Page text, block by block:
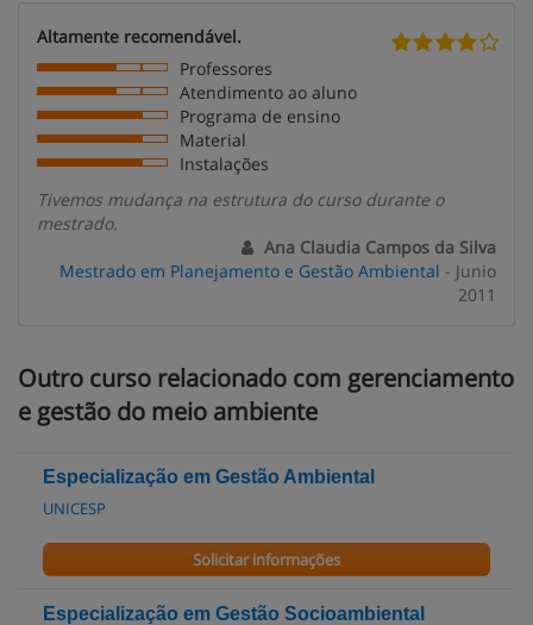
Altamente recomendável.
Professores
Atendimento ao aluno
Programa de ensino
Material
Instalações
Tivemos mudança na estrutura do curso durante o
mestrado.
Ana Claudia Campos da Silva
Mestrado em Planejamento e Gestão Ambiental - Junio
2011
Outro curso relacionado com gerenciamento
e gestão do meio ambiente
Especialização em Gestão Ambiental
UNICESP
Solicitar informações
Especialização em Gestão Socioambiental